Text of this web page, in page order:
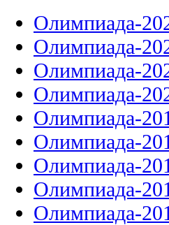
Олимпиада-
Олимпиада-
Олимпиада-
Олимпиада-
Олимпиада-
Олимпиада-
Олимпиада-
Олимпиада-
Олимпиада-